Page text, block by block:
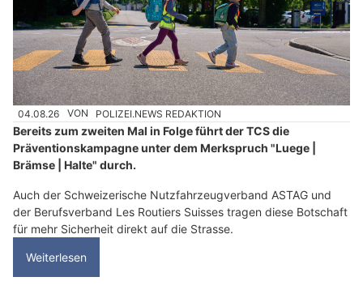
04.08.26 VON POLIZEI.NEWS REDAKTION
Bereits zum zweiten Mal in Folge führt der TCS die
Präventionskampagne unter dem Merkspruch "Luege |
Brämse | Halte" durch.
Auch der Schweizerische Nutzfahrzeugverband ASTAG und
der Berufsverband Les Routiers Suisses tragen diese Botschaft
für mehr Sicherheit direkt auf die Strasse.
Weiterlesen